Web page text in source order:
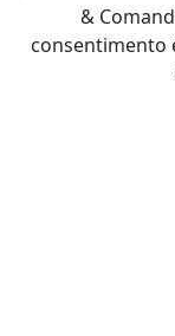
&
consentimento